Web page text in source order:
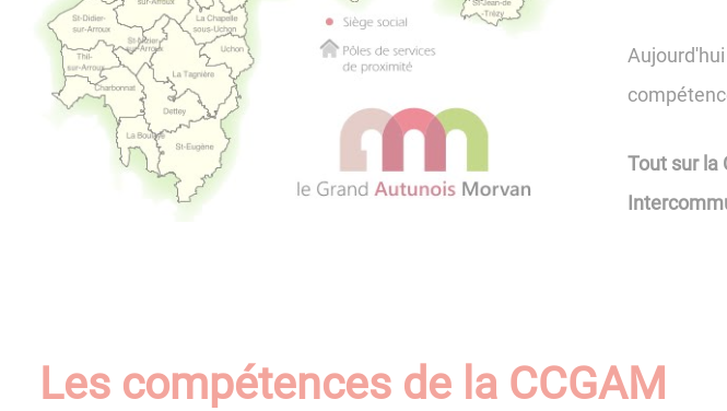
Tout sur la
Les compétences de la CCGAM